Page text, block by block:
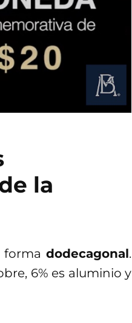
la
forma dodecagonal.
6% es aluminio y